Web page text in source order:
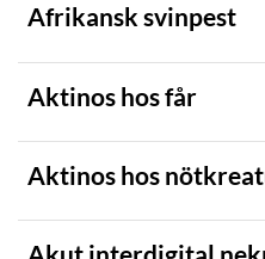
Afrikansk svinpest
Aktinos hos får
Aktinos hos